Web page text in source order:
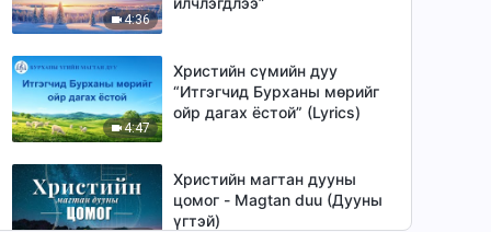
4:36
4:47
Христийн сүмийн дуу
“Итгэгчид Бурханы мөрийг
ойр дагах ёстой” (Lyrics)
Христийн магтан дууны
цомог - Magtan duu (Дууны
үгтэй)